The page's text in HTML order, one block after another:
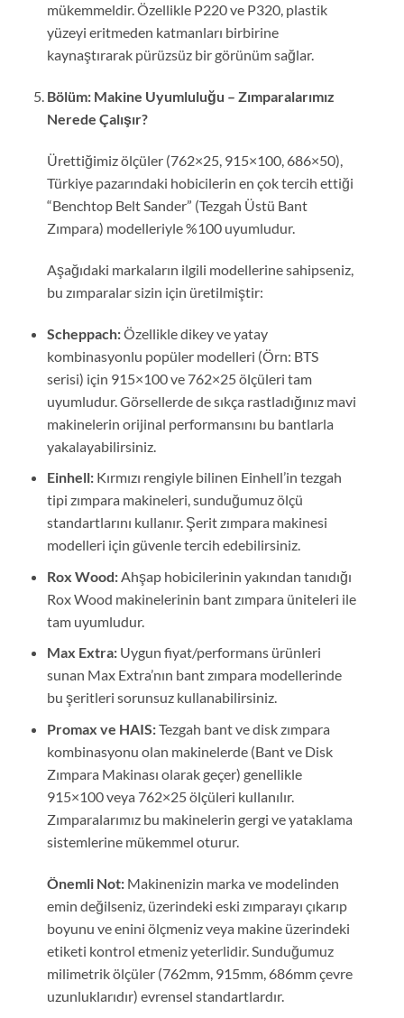
mükemmeldir. Özellikle P220 ve P320, plastik
yüzeyi eritmeden katmanları birbirine
kaynaştırarak pürüzsüz bir görünüm sağlar.
Bölüm: Makine Uyumluluğu – Zımparalarımız
Nerede Çalışır?
Ürettiğimiz ölçüler (762×25, 915×100, 686×50),
Türkiye pazarındaki hobicilerin en çok tercih ettiği
“Benchtop Belt Sander” (Tezgah Üstü Bant
Zımpara) modelleriyle %100 uyumludur.
Aşağıdaki markaların ilgili modellerine sahipseniz,
bu zımparalar sizin için üretilmiştir:
Scheppach:Özellikle dikey ve yatay
kombinasyonlu popüler modelleri (Örn: BTS
serisi) için 915×100 ve 762×25 ölçüleri tam
uyumludur. Görsellerde de sıkça rastladığınız mavi
makinelerin orijinal performansını bu bantlarla
yakalayabilirsiniz.
Einhell:Kırmızı rengiyle bilinen Einhell’in tezgah
tipi zımpara makineleri, sunduğumuz ölçü
standartlarını kullanır. Şerit zımpara makinesi
modelleri için güvenle tercih edebilirsiniz.
Rox Wood:Ahşap hobicilerinin yakından tanıdığı
Rox Wood makinelerinin bant zımpara üniteleri ile
tam uyumludur.
Max Extra:Uygun fiyat/performans ürünleri
sunan Max Extra’nın bant zımpara modellerinde
bu şeritleri sorunsuz kullanabilirsiniz.
Promax ve HAIS:Tezgah bant ve disk zımpara
kombinasyonu olan makinelerde (Bant ve Disk
Zımpara Makinası olarak geçer) genellikle
915×100 veya 762×25 ölçüleri kullanılır.
Zımparalarımız bu makinelerin gergi ve yataklama
sistemlerine mükemmel oturur.
Önemli Not:Makinenizin marka ve modelinden
emin değilseniz, üzerindeki eski zımparayı çıkarıp
boyunu ve enini ölçmeniz veya makine üzerindeki
etiketi kontrol etmeniz yeterlidir. Sunduğumuz
milimetrik ölçüler (762mm, 915mm, 686mm çevre
uzunluklarıdır) evrensel standartlardır.